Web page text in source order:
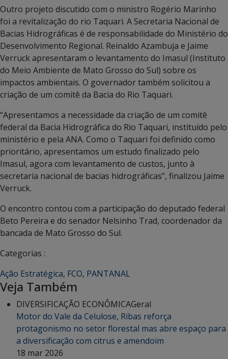
Outro projeto discutido com o ministro Rogério Marinho
foi a revitalização do rio Taquari. A Secretaria Nacional de
Bacias Hidrográficas é de responsabilidade do Ministério do
Desenvolvimento Regional. Reinaldo Azambuja e Jaime
Verruck apresentaram o levantamento do Imasul (Instituto
do Meio Ambiente de Mato Grosso do Sul) sobre os
impactos ambientais. O governador também solicitou a
criação de um comitê da Bacia do Rio Taquari.
“Apresentamos a necessidade da criação de um comitê
federal da Bacia Hidrográfica do Rio Taquari, instituído pelo
ministério e pela ANA. Como o Taquari foi definido como
prioritário, apresentamos um estudo finalizado pelo
Imasul, agora com levantamento de custos, junto à
secretaria nacional de bacias hidrográficas”, finalizou Jaime
Verruck.
O encontro contou com a participação do deputado federal
Beto Pereira e do senador Nelsinho Trad, coordenador da
bancada de Mato Grosso do Sul.
Categorias :
Ação Estratégica, FCO, PANTANAL
Veja Também
DIVERSIFICAÇÃO ECONÔMICAGeral
Motor do Vale da Celulose, Ribas reforça
protagonismo no setor florestal mas abre espaço para
a diversificação com citrus e amendoim
18 mar 2026